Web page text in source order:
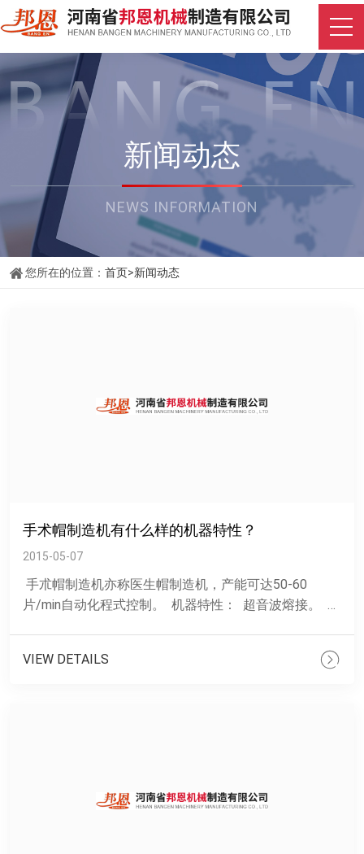
新闻动态
NEWS INFORMATION
您所在的位置： 首页>新闻动态
手术帽制造机有什么样的机器特性？
2015-05-07
手朮帽制造机亦称医生帽制造机，产能可达50-60
片/min自动化程式控制。 机器特性： 超音波熔接。 计
VIEW DETAILS